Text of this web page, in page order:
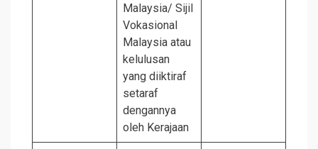
Malaysia/ Sijil
Vokasional
Malaysia atau
kelulusan
yang diiktiraf
setaraf
dengannya
oleh Kerajaan